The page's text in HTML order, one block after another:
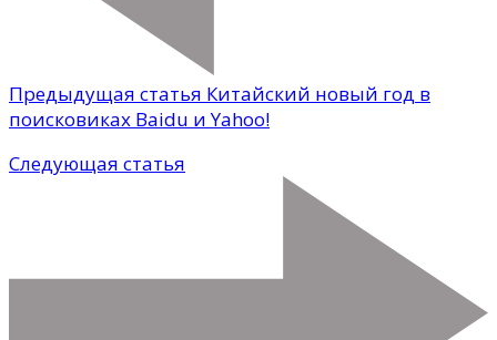
Предыдущая статья Китайский новый год в
поисковиках Baidu и Yahoo!
Следующая статья